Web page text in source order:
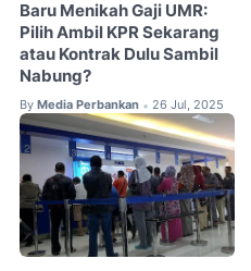
Baru Menikah Gaji UMR:
Pilih Ambil KPR Sekarang
atau Kontrak Dulu Sambil
Nabung?
By Media Perbankan • 26 Jul, 2025